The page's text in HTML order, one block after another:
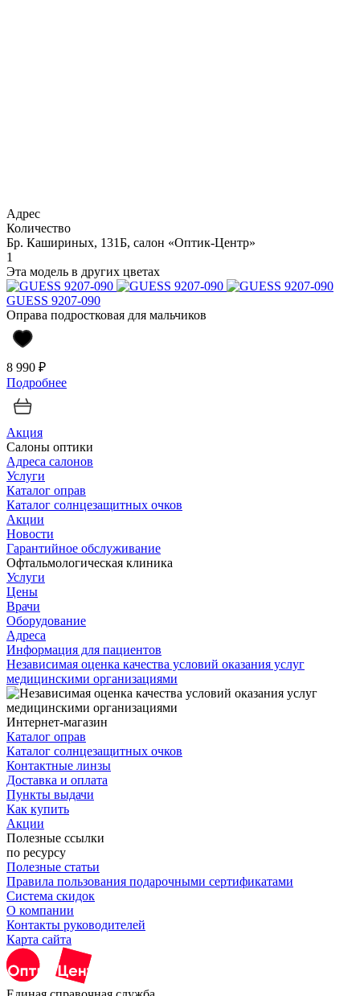
Адрес
Количество
Бр. Кашириных, 131Б, салон «Оптик-Центр»
1
Эта модель в других цветах
GUESS 9207-090
Оправа подростковая для мальчиков
8 990 ₽
Подробнее
Акция
Салоны оптики
Адреса салонов
Услуги
Каталог оправ
Каталог солнцезащитных очков
Акции
Новости
Гарантийное обслуживание
Офтальмологическая клиника
Услуги
Цены
Врачи
Оборудование
Адреса
Информация для пациентов
Независимая оценка качества условий оказания услуг
медицинскими организациями
Интернет-магазин
Каталог оправ
Каталог солнцезащитных очков
Контактные линзы
Доставка и оплата
Пункты выдачи
Как купить
Акции
Полезные ссылки
по ресурсу
Полезные статьи
Правила пользования подарочными сертификатами
Система скидок
О компании
Контакты руководителей
Карта сайта